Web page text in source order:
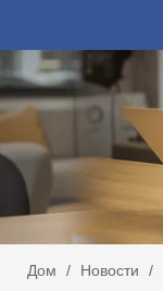
Дом / Новости /